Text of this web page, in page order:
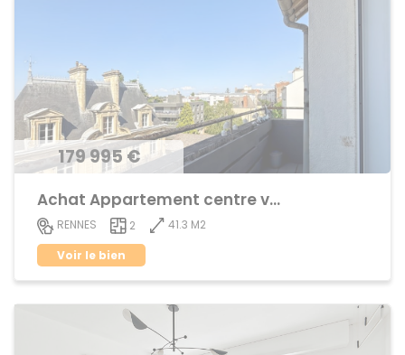
179 995 €
Achat Appartement centre ville
RENNES 2
41.3 M2
Voir le bien